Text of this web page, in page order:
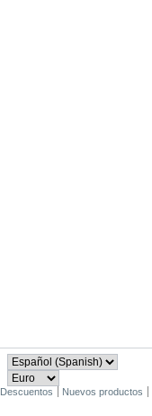
Descuentos Nuevos productos